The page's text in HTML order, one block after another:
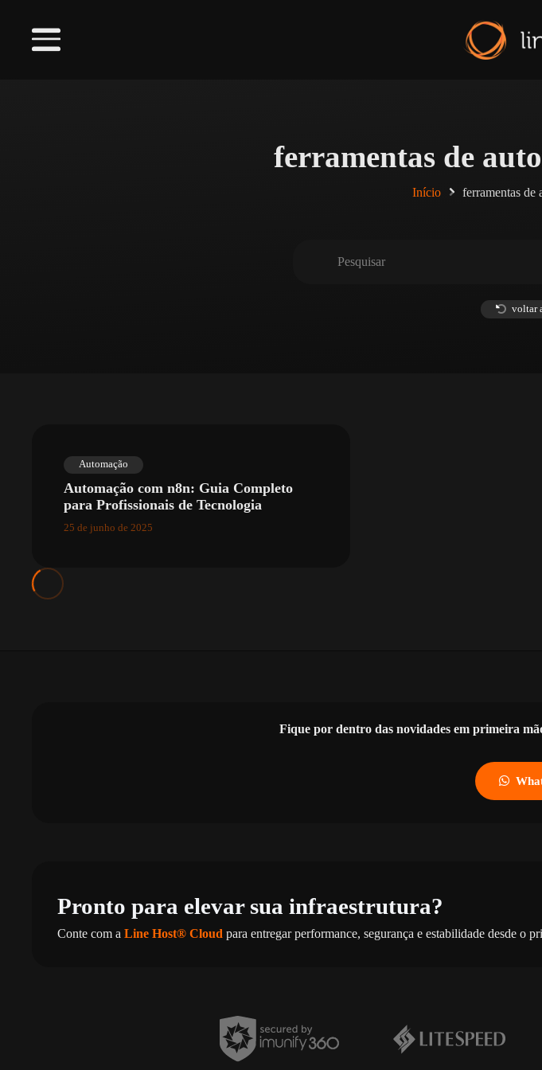
ferramentas de
Início ferramentas de
voltar
Automação
Automação com n8n: Guia Completo
para Profissionais de Tecnologia
25 de junho de 2025
Fique por dentro das novidades em primeira
Pronto para elevar sua infraestrutura?
Conte com a Line Host® Cloud para entregar performance, segurança e estabilidade desde o